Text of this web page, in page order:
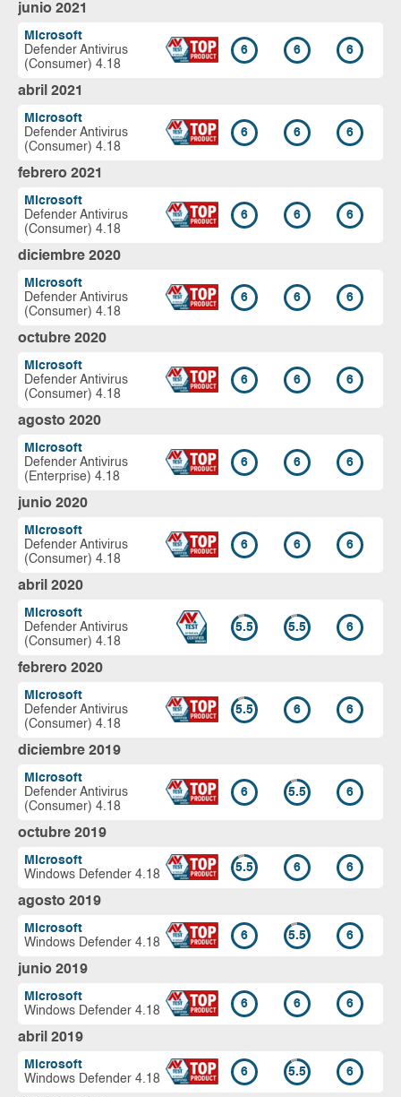
junio 2021
Microsoft
Defender Antivirus
(Consumer) 4.18
6 6 6
abril 2021
Microsoft
Defender Antivirus
(Consumer) 4.18
6 6 6
febrero 2021
Microsoft
Defender Antivirus
(Consumer) 4.18
6 6 6
diciembre 2020
Microsoft
Defender Antivirus
(Consumer) 4.18
6 6 6
octubre 2020
Microsoft
Defender Antivirus
(Consumer) 4.18
6 6 6
agosto 2020
Microsoft
Defender Antivirus
(Enterprise) 4.18
6 6 6
junio 2020
Microsoft
Defender Antivirus
(Consumer) 4.18
6 6 6
abril 2020
Microsoft
Defender Antivirus
(Consumer) 4.18
5.5 5.5 6
febrero 2020
Microsoft
Defender Antivirus
(Consumer) 4.18
5.5 6 6
diciembre 2019
Microsoft
Defender Antivirus
(Consumer) 4.18
6 5.5 6
octubre 2019
Microsoft
Windows Defender 4.18
5.5 6 6
agosto 2019
Microsoft
Windows Defender 4.18
6 5.5 6
junio 2019
Microsoft
Windows Defender 4.18
6 6 6
abril 2019
Microsoft
Windows Defender 4.18
6 5.5 6